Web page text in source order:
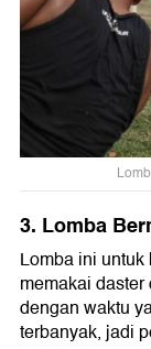
3. Lomba
Lomba ini
memakai
dengan waktu
terbanyak, jadi